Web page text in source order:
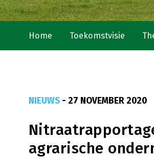
Home Toekomstvisie
NIEUWS- 27 NOVEMBER 2020
agrarische